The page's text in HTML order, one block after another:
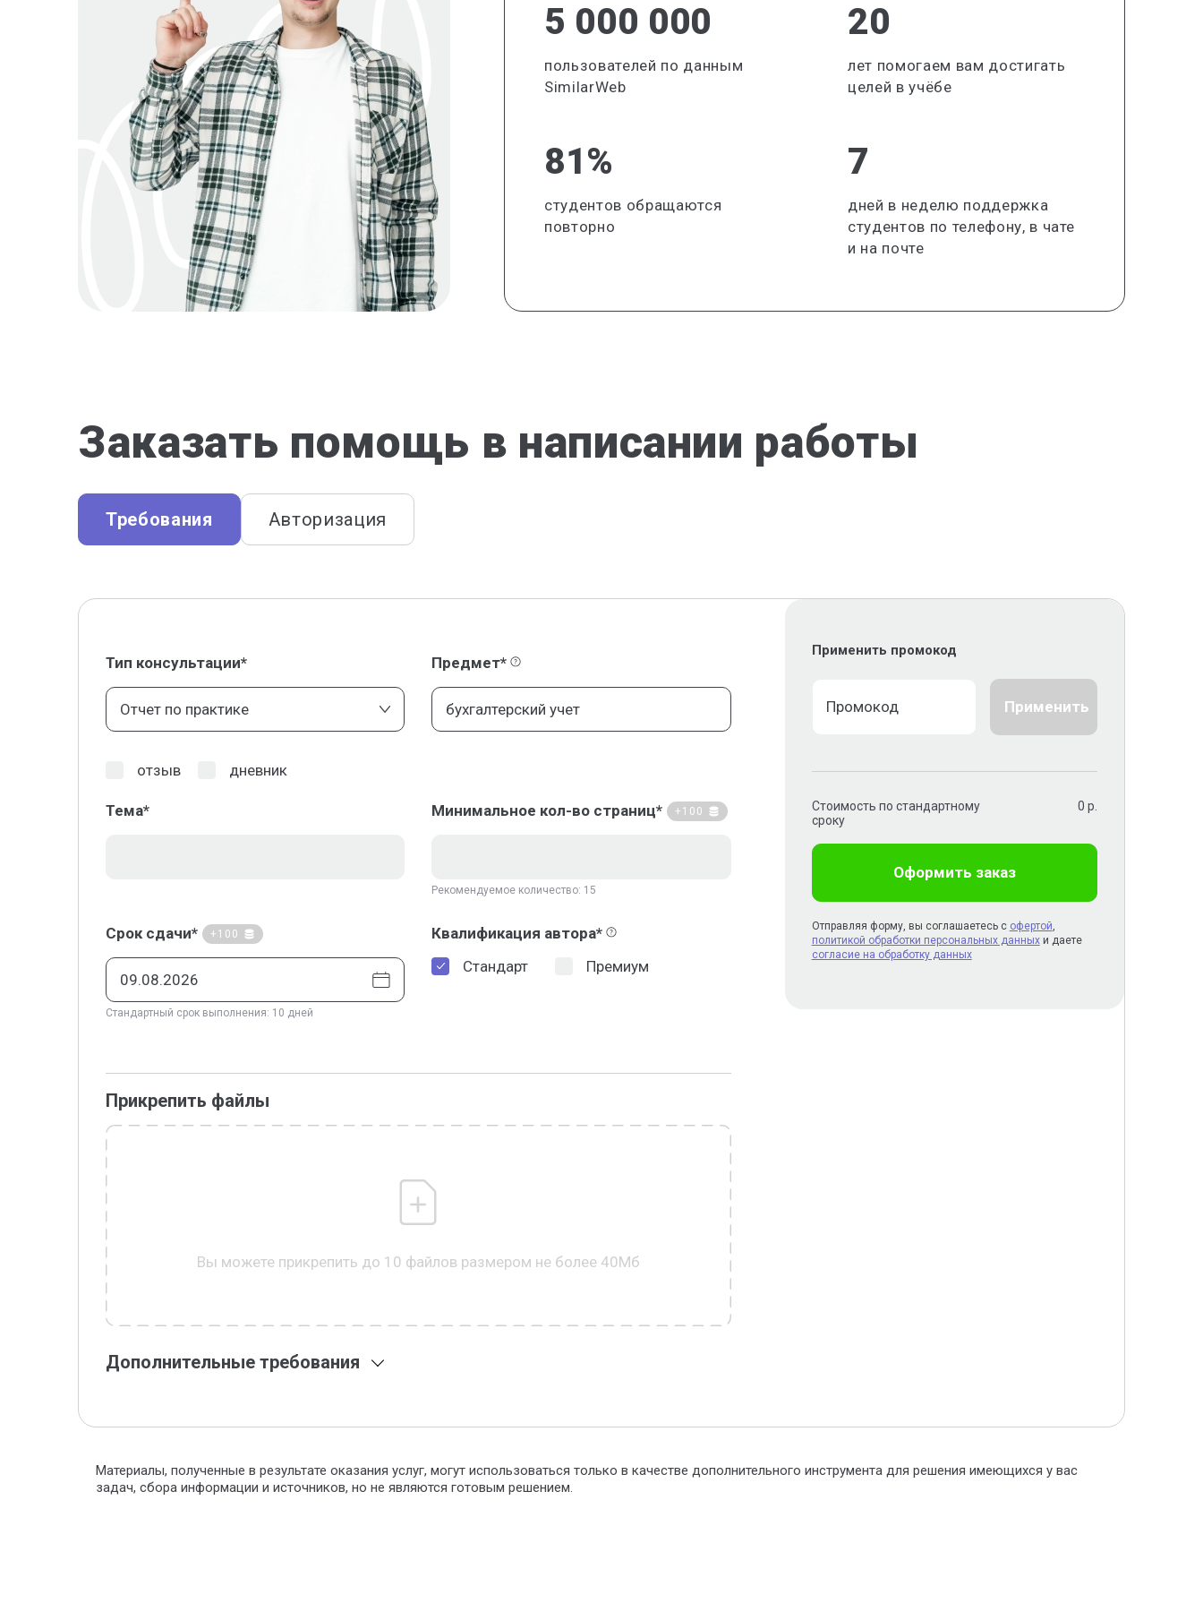
5 000 000
пользователей по данным
SimilarWeb
20
лет помогаем вам достигать
целей в учёбе
81%
студентов обращаются
повторно
7
дней в неделю поддержка
студентов по телефону, в чате
и на почте
Заказать помощь в написании работы
Требования Авторизация
Тип консультации*
Отчет по практике
Предмет*
отзыв дневник
Тема* Минимальное кол-во страниц* +100
Рекомендуемое количество: 15
Срок сдачи* +100
Стандартный срок выполнения: 10 дней
Квалификация автора*
Стандарт
Премиум
Прикрепить файлы
Вы можете прикрепить до 10 файлов размером не более 40Мб
Дополнительные требования
Применить промокод
Применить
Стоимость по стандартному
сроку
0 р.
Оформить заказ
Отправляя форму, вы соглашаетесь с офертой,
политикой обработки персональных данныхи даете
согласие на обработку данных
Материалы, полученные в результате оказания услуг, могут использоваться только в качестве дополнительного инструмента для решения имеющихся у вас
задач, сбора информации и источников, но не являются готовым решением.